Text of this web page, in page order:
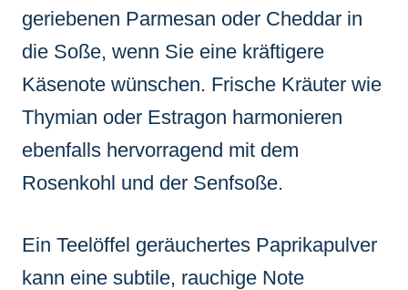
geriebenen Parmesan oder Cheddar in
die Soße, wenn Sie eine kräftigere
Käsenote wünschen. Frische Kräuter wie
Thymian oder Estragon harmonieren
ebenfalls hervorragend mit dem
Rosenkohl und der Senfsoße.
Ein Teelöffel geräuchertes Paprikapulver
kann eine subtile, rauchige Note